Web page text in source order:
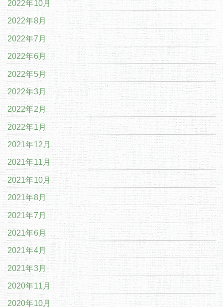
2022年10月
2022年8月
2022年7月
2022年6月
2022年5月
2022年3月
2022年2月
2022年1月
2021年12月
2021年11月
2021年10月
2021年8月
2021年7月
2021年6月
2021年4月
2021年3月
2020年11月
2020年10月